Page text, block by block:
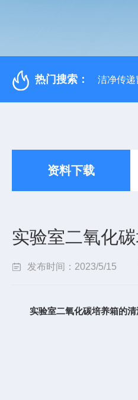
热门搜索： 洁净传递
资料下载
实验室二氧化
发布时间：2023/5/15
实验室二氧化碳培养箱的